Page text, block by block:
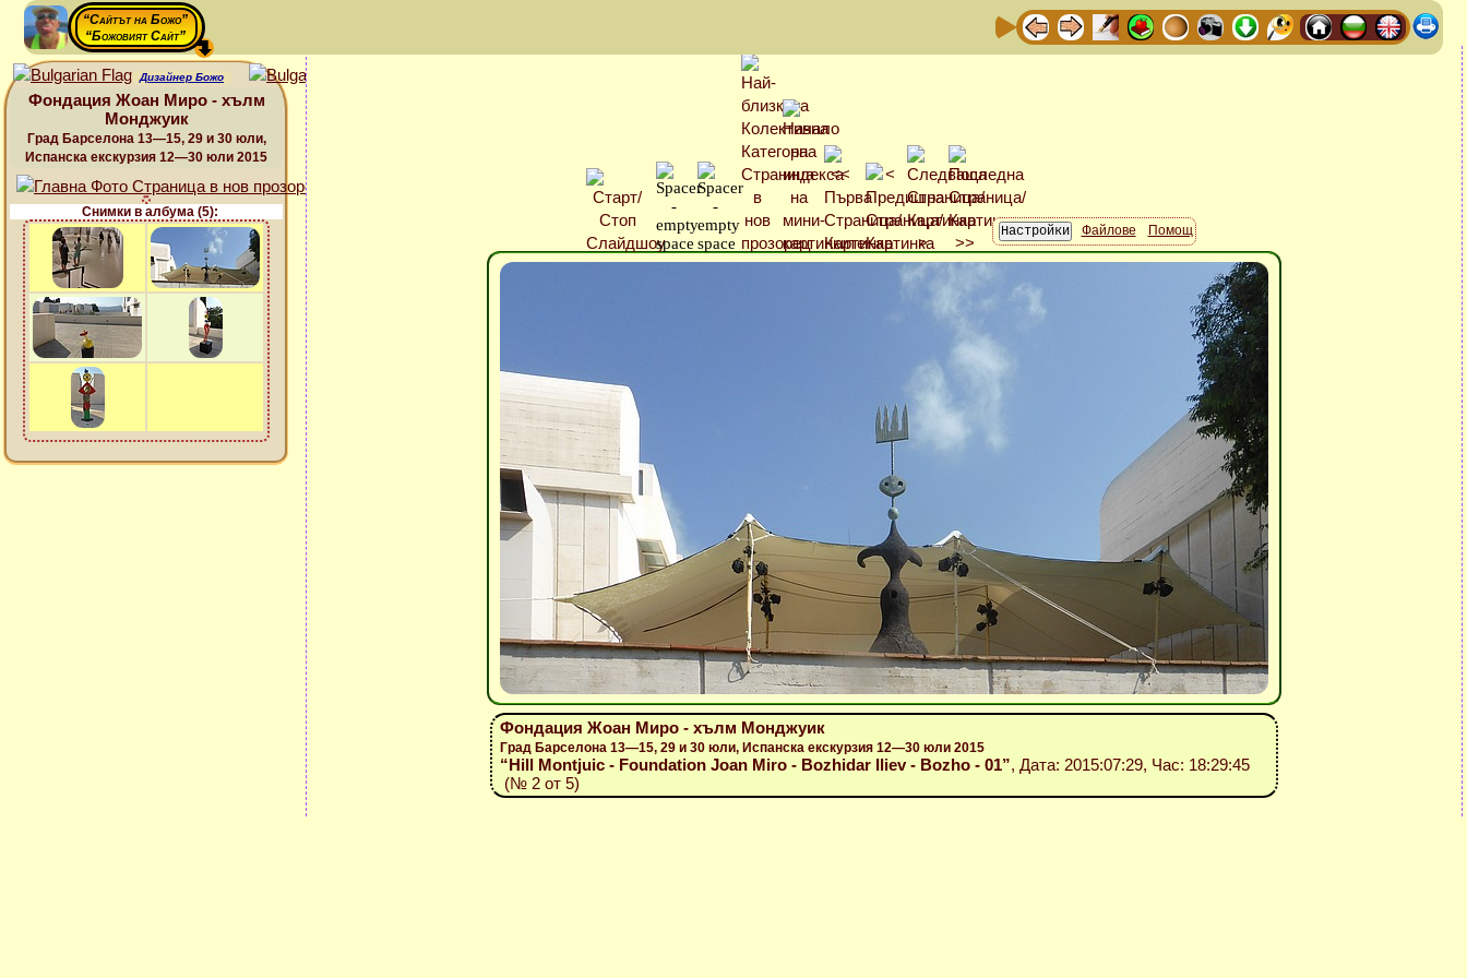
“Сайтът на Божо”
“Божовият Сайт”
Дизайнер Божо
Фондация Жоан Миро - хълм
Монджуик
Град Барселона 13—15, 29 и 30 юли,
Испанска екскурзия 12—30 юли 2015
Снимки в албума (5):
Файлове
Помощ
Фондация Жоан Миро - хълм Монджуик
Град Барселона 13—15, 29 и 30 юли, Испанска екскурзия 12—30 юли 2015
“Hill Montjuic - Foundation Joan Miro - Bozhidar Iliev - Bozho - 01”, Дата: 2015:07:29, Час: 18:29:45
(№ 2 от 5)